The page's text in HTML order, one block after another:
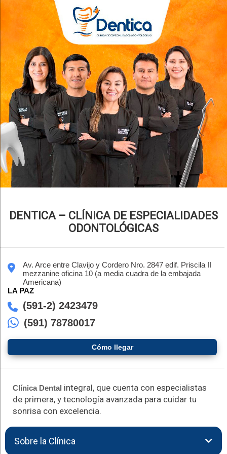
DENTICA – CLÍNICA DE ESPECIALIDADES
ODONTOLÓGICAS
Av. Arce entre Clavijo y Cordero Nro. 2847 edif. Priscila II
mezzanine oficina 10 (a media cuadra de la embajada
Americana)
LA PAZ
(591-2) 2423479
(591) 78780017
Cómo llegar
Clínica Dental integral, que cuenta con especialistas
de primera, y tecnología avanzada para cuidar tu
sonrisa con excelencia.
Sobre la Clínica